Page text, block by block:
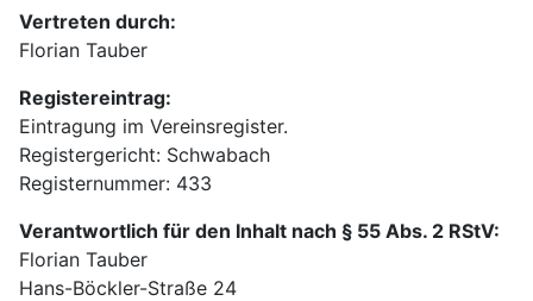
Vertreten durch:
Florian Tauber
Registereintrag:
Eintragung im Vereinsregister.
Registergericht: Schwabach
Registernummer: 433
Verantwortlich für den Inhalt nach § 55 Abs. 2 RStV:
Florian Tauber
Hans-Böckler-Straße 24